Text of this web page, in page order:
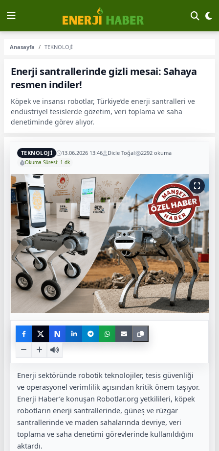
Anasayfa TEKNOLOJİ
Enerji santrallerinde gizli mesai: Sahaya
resmen indiler!
Köpek ve insansı robotlar, Türkiye’de enerji santralleri ve
endüstriyel tesislerde gözetim, veri toplama ve saha
denetiminde görev alıyor.
TEKNOLOJİ 13.06.2026 13:46 Dicle Toğal 2292 okuma
Okuma Süresi: 1 dk
N
Enerji sektöründe robotik teknolojiler, tesis güvenliği
ve operasyonel verimlilik açısından kritik önem taşıyor.
Enerji Haber’e konuşan Robotlar.org yetkilileri, köpek
robotların enerji santrallerinde, güneş ve rüzgar
santrallerinde ve maden sahalarında devriye, veri
toplama ve saha denetimi görevlerinde kullanıldığını
aktardı.